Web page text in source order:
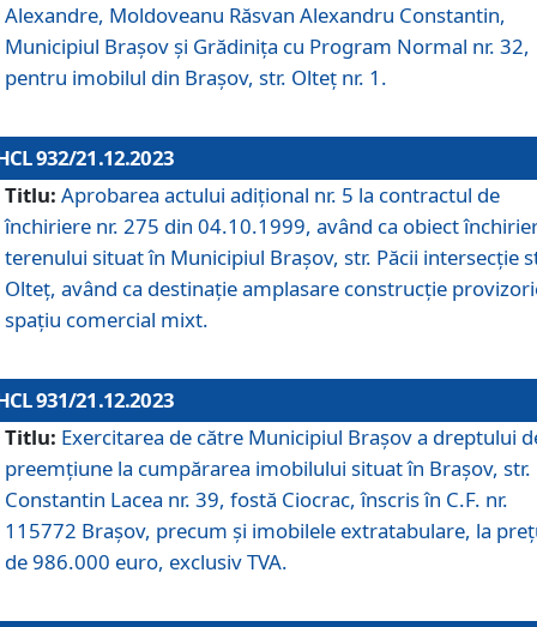
Alexandre, Moldoveanu Răsvan Alexandru Constantin,
Municipiul Braşov şi Grădinița cu Program Normal nr. 32,
pentru imobilul din Brașov, str. Olteț nr. 1.
932/21.12.2023
Titlu: Aprobarea actului adițional nr. 5 la contractul de
închiriere nr. 275 din 04.10.1999, având ca obiect
terenului situat în Municipiul Brașov, str. Păcii intersecție
Olteț, având ca destinație amplasare construcție
spațiu comercial mixt.
931/21.12.2023
Titlu: Exercitarea de către Municipiul Brașov a dreptului
preemțiune la cumpărarea imobilului situat în Brașov, str.
Constantin Lacea nr. 39, fostă Ciocrac, înscris în C.F. nr.
115772 Brașov, precum și imobilele extratabulare, la
de 986.000 euro, exclusiv TVA.